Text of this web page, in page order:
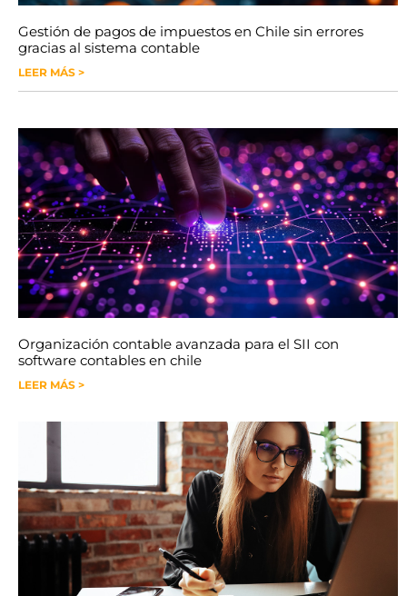
Gestión de pagos de impuestos en Chile sin errores
gracias al sistema contable
LEER MÁS >
Organización contable avanzada para el SII con
software contables en chile
LEER MÁS >